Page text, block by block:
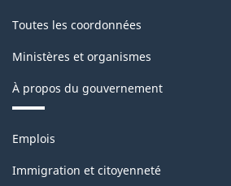
Toutes les coordonnées
Ministères et organismes
À propos du gouvernement
Thèmes
sujets
Emplois
Immigration et citoyenneté